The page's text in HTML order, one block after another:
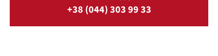
+38 (044) 303 99 33